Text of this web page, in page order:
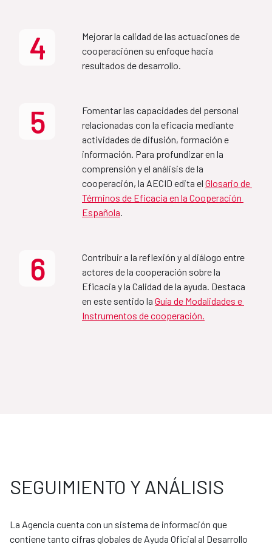
MAP Etiopía-España
Country Partnership
Framework Ethiopia-Spain
2022-2027
MAP Bolivia-España
MAP Mozambique-España
España-Colombia
2025-2029
Aprobado por el Consejo Rector de la Agencia, el 16
de junio de 2025 y publicado en junio de 2025
Informe Seguimiento Plan
Acción 2025
Plan de acción 2026
Aprobado por el Consejo Rector de la Agencia, el 30
4
Mejorar la calidad de las actuaciones de
cooperaciónen su enfoque hacia
resultados de desarrollo.
5
Fomentar las capacidades del personal
relacionadas con la eficacia mediante
actividades de difusión, formación e
información. Para profundizar en la
comprensión y el análisis de la
cooperación, la AECID edita el Glosario de
Términos de Eficacia en la Cooperación
Española.
6
Contribuir a la reflexión y al diálogo entre
actores de la cooperación sobre la
Eficacia y la Calidad de la ayuda. Destaca
en este sentido la Guía de Modalidades e
Instrumentos de cooperación.
SEGUIMIENTO Y ANÁLISIS
La Agencia cuenta con un sistema de información que
contiene tanto cifras globales de Ayuda Oficial al Desarrollo